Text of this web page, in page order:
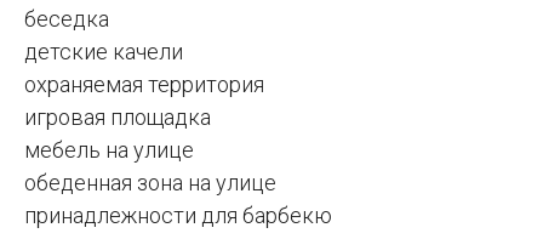
беседка
детские качели
охраняемая территория
игровая площадка
мебель на улице
обеденная зона на улице
принадлежности для барбекю